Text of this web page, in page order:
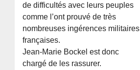
de difficultés avec leurs peuples
comme l’ont prouvé de très
nombreuses ingérences militaires
françaises.
Jean-Marie Bockel est donc
chargé de les rassurer.